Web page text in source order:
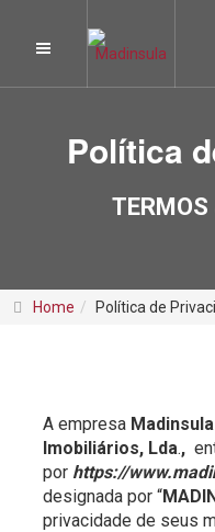
Política
TERMOS
Home Política de
A empresa
Imobiliários, Lda.,
por https://
designada por “
privacidade de seus